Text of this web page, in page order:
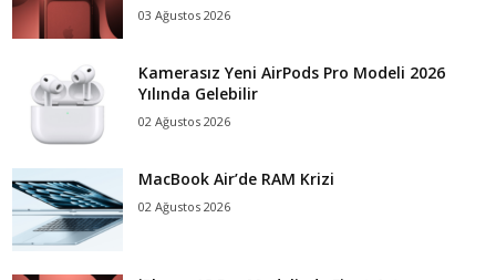
03 Ağustos 2026
Kamerasız Yeni AirPods Pro Modeli 2026
Yılında Gelebilir
02 Ağustos 2026
MacBook Air’de RAM Krizi
02 Ağustos 2026